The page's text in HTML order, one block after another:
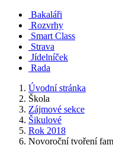
Bakaláři
Rozvrhy
Smart Class
Strava
Jídelníček
Rada
Úvodní stránka
Škola
Zájmové sekce
Šikulové
Rok 2018
Novoroční tvoření